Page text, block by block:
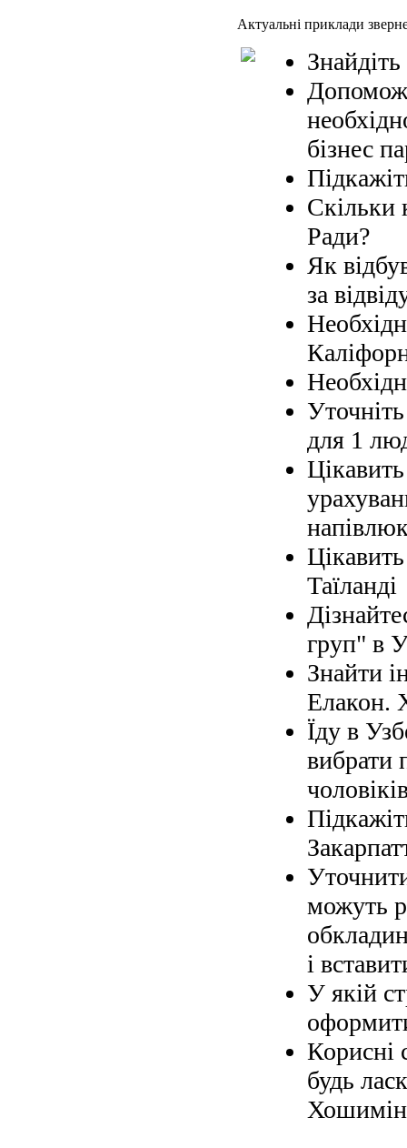
Актуальні приклади
бізнес
Скільки
Ради?
Як
за
для 1
Таїланді
груп" в
Знайти
Елакон.
Їду в
вибрати
можуть
і
У якій
Корисні
будь